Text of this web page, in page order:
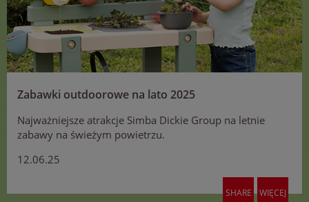
Zabawki outdoorowe na lato 2025
Najważniejsze atrakcje Simba Dickie Group na letnie
zabawy na świeżym powietrzu.
12.06.25
SHARE WIĘCEJ